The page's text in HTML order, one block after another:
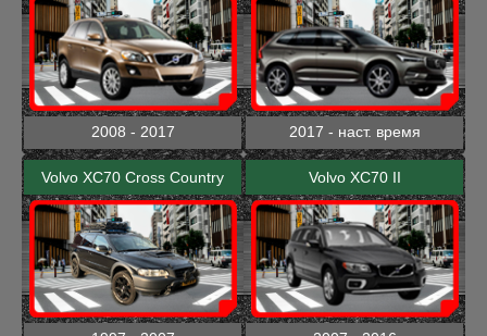
2008 - 2017 2017 - наст. время
Volvo XC70 Cross Country Volvo XC70 II